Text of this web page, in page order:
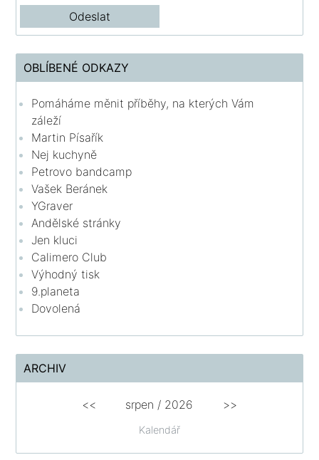
OBLÍBENÉ ODKAZY
Pomáháme měnit příběhy, na kterých Vám
záleží
Martin Písařík
Nej kuchyně
Petrovo bandcamp
Vašek Beránek
YGraver
Andělské stránky
Jen kluci
Calimero Club
Výhodný tisk
9.planeta
Dovolená
ARCHIV
Kalendář
<< srpen / 2026 >>